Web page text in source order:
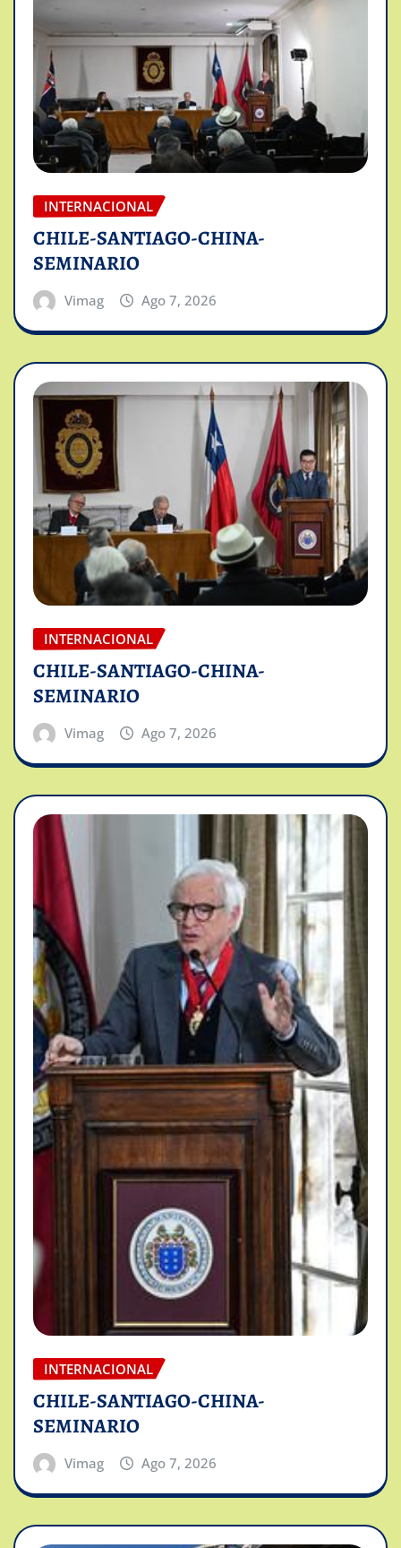
INTERNACIONAL
CHILE-SANTIAGO-CHINA-
SEMINARIO
Vimag Ago 7, 2026
INTERNACIONAL
CHILE-SANTIAGO-CHINA-
SEMINARIO
Vimag Ago 7, 2026
INTERNACIONAL
CHILE-SANTIAGO-CHINA-
SEMINARIO
Vimag Ago 7, 2026